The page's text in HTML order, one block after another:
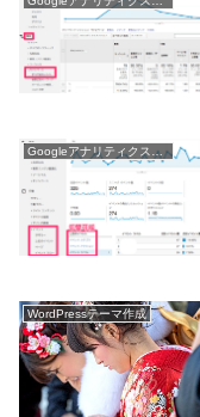
Googleアナリティクス使い方
WordPressテーマ作成